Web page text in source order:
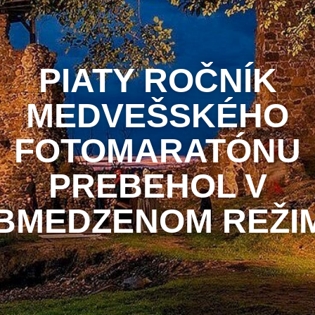
PIATY ROČNÍK
MEDVEŠSKÉHO
FOTOMARATÓNU
PREBEHOL V